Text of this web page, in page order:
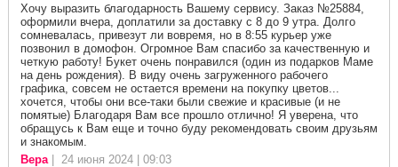
Хочу выразить благодарность Вашему сервису. Заказ №25884,
оформили вчера, доплатили за доставку с 8 до 9 утра. Долго
сомневалась, привезут ли вовремя, но в 8:55 курьер уже
позвонил в домофон. Огромное Вам спасибо за качественную и
четкую работу! Букет очень понравился (один из подарков Маме
на день рождения). В виду очень загруженного рабочего
графика, совсем не остается времени на покупку цветов...
хочется, чтобы они все-таки были свежие и красивые (и не
помятые) Благодаря Вам все прошло отлично! Я уверена, что
обращусь к Вам еще и точно буду рекомендовать своим друзьям
и знакомым.
Вера| 24 июня 2024 | 09:03